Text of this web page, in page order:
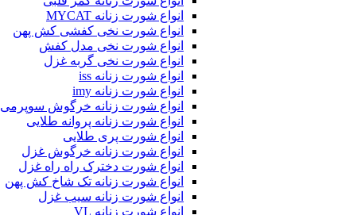
انواع شورت زنانه MYCAT
انواع شورت نخی کفشی کش پهن
انواع شورت نخی مدل کفش
انواع شورت نخی گربه غزل
انواع شورت زنانه iss
انواع شورت زنانه imy
انواع شورت زنانه خرگوش سوپرمی
انواع شورت زنانه پروانه طلایی
انواع شورت پری طلایی
انواع شورت زنانه خرگوش غزل
انواع شورت دخترک راه راه غزل
انواع شورت زنانه تک شاخ کش پهن
انواع شورت زنانه سیب غزل
انواع شورت زنانه VL